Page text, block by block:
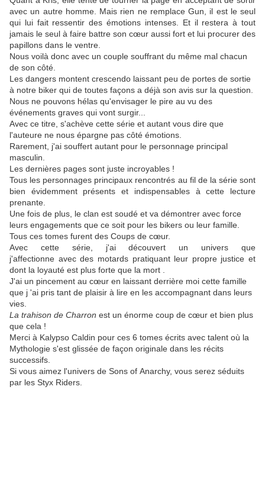
avec un autre homme. Mais rien ne remplace Gun , il est le seul
qui lui fait ressentir des émotions intenses. Et il restera à tout
jamais le seul à faire battre son cœur aussi fort et lui procurer des
papillons dans le ventre.
Nous voilà donc avec un couple souffrant du même mal chacun
de son côté.
Les dangers montent crescendo laissant peu de portes de sortie
à notre biker qui de toutes façons a déjà son avis sur la question.
Nous ne pouvons hélas qu'envisager le pire au vu des
événements graves qui vont surgir...
Avec ce titre, s'achève cette série et autant vous dire que
l'auteure ne nous épargne pas côté émotions.
Rarement, j'ai souffert autant pour le personnage principal
masculin.
Les dernières pages sont juste incroyables !
Tous les personnages principaux rencontrés au fil de la série sont
bien évidemment présents et indispensables à cette lecture
prenante.
Une fois de plus, le clan est soudé et va démontrer avec force
leurs engagements que ce soit pour les bikers ou leur famille.
Tous ces tomes furent des Coups de cœur.
Avec cette
série, j'ai
découvert un univers que
j'affectionne avecdes motards pratiquant leur propre justice et
dont la loyauté est plus forte que la mort .
J'ai un pincement au cœur en laissant derrière moi cette famille
que j 'ai pris tant de plaisir à lire en les accompagnant dans leurs
vies.
La trahison de Charron est un énorme coup de cœur et bien plus
que cela !
Merci à Kalypso Caldin pour ces 6 tomes écrits avec talent où la
Mythologie s'est glissée de façon originale dans les récits
successifs.
Si vous aimez l'univers de Sons of Anarchy, vous serez séduits
par les Styx Riders.